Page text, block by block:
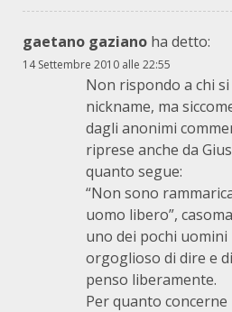
gaetano gaziano ha detto:
14 Settembre 2010 alle 22:55
Non rispondo a chi
nickname, ma
dagli anonimi
riprese anche da
quanto segue:
“Non sono
uomo libero”,
uno dei pochi
orgoglioso di dire e
penso liberamente.
Per quanto